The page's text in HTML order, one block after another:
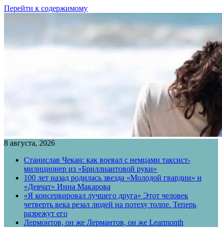
Перейти к содержимому
8 августа, 2026
Станислав Чекан: как воевал с немцами таксист-
милиционер из «Бриллиантовой руки»
100 лет назад родилась звезда «Молодой гвардии» и
«Девчат» Инна Макарова
«Я консервировал лучшего друга» Этот человек
четверть века резал людей на потеху толпе. Теперь
разрежут его
Лермонтов, он же Лермантов, он же Learmonth